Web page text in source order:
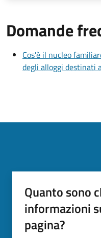
Domande
Cos'è il nucleo
degli alloggi destinati
Quanto sono
informazioni
pagina?